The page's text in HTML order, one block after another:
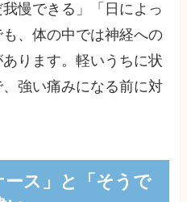
慢できる」「日によっ
、体の中では神経への
ります。軽いうちに状
強い痛みになる前に対
ース」と「そうで